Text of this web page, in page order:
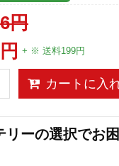
円
+ ※ 送料199円
カートに入
リーの選択でお